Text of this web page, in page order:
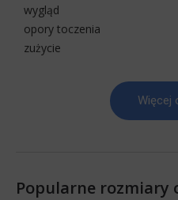
wygląd
opory toczenia
zużycie
Więcej
Popularne rozmiary